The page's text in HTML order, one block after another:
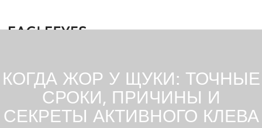
КОГДА ЖОР У ЩУКИ: ТОЧНЫЕ
СРОКИ, ПРИЧИНЫ И
СЕКРЕТЫ АКТИВНОГО КЛЕВА